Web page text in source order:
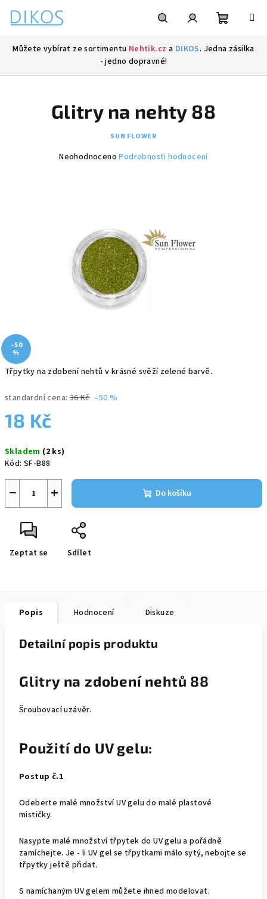
obsah
Můžete vybírat ze sortimentu Nehtik.cz a DIKOS. Jedna zásilka
- jedno dopravné!
Třpytky na zdobení nehtů v krásné svěží zelené barvě.
standardní cena: 36 Kč –50 %
18 Kč
cena:
Skladem (2 ks)
Kód: SF-B88
+
− Do košíku
Zeptat se Sdílet
Glitry na nehty 88
SUN FLOWER
Průměrné
hvězdiček.
Neohodnoceno Podrobnosti hodnocení
–50
%
Popis Hodnocení Diskuze
Detailní popis produktu
Glitry na zdobení nehtů 88
Šroubovací uzávěr.
Použití do UV gelu:
Postup č.1
Odeberte malé množství UV gelu do malé plastové
mističky.
Nasypte malé množství třpytek do UV gelu a pořádně
zamíchejte. Je - li UV gel se třpytkami málo sytý, nebojte se
třpytky ještě přidat.
S namíchaným UV gelem můžete ihned modelovat.